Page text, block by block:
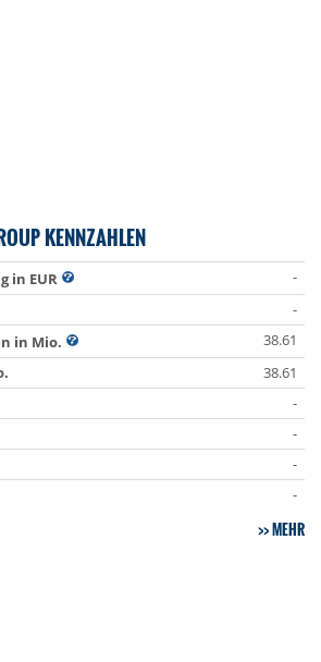
KENNZAHLEN
in EUR
-
-
in Mio.
38.61
38.61
-
-
-
-
MEHR